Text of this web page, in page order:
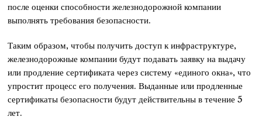
после оценки способности железнодорожной компании
выполнять требования безопасности.
Таким образом, чтобы получить доступ к инфраструктуре,
железнодорожные компании будут подавать заявку на выдачу
или продление сертификата через систему «единого окна», что
упростит процесс его получения. Выданные или продленные
сертификаты безопасности будут действительны в течение 5
лет.